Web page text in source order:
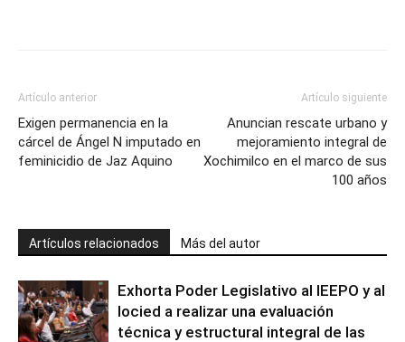
Artículo anterior
Exigen permanencia en la
cárcel de Ángel N imputado en
feminicidio de Jaz Aquino
Artículo siguiente
Anuncian rescate urbano y
mejoramiento integral de
Xochimilco en el marco de sus
100 años
Artículos relacionados Más del autor
Exhorta Poder Legislativo al IEEPO y al
Iocied a realizar una evaluación
técnica y estructural integral de las